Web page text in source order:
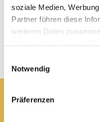
soziale Medien,
Partner führen diese
weiteren Daten
Notwendig
Präferenzen